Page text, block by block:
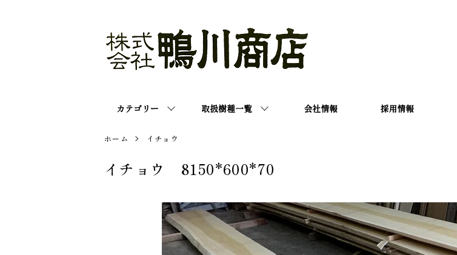
カテゴリー 取扱樹種一覧 会社情報 採用情報
ホーム イチョウ
イチョウ 8150*600*70